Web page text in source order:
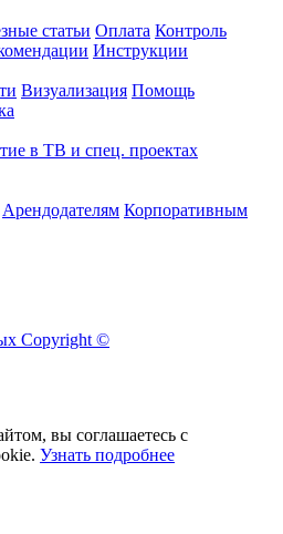
статьи Оплата Контроль
Инструкции
Визуализация Помощь
в ТВ и спец. проектах
Арендодателям Корпоративным
Copyright ©
вы соглашаетесь с
Узнать подробнее